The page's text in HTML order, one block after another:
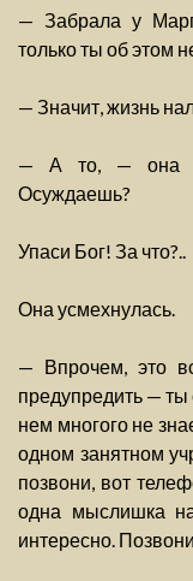
— Забрала у
только ты об этом
— Значит, жизнь
— А то, — она
Осуждаешь?
Упаси Бог! За что?..
Она усмехнулась.
— Впрочем, это
предупредить —
нем многого не
одном занятном
позвони, вот
одна мыслишка
интересно.